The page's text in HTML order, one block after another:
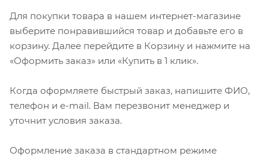
Для покупки товара в нашем интернет-магазине
выберите понравившийся товар и добавьте его в
корзину. Далее перейдите в Корзину и нажмите на
«Оформить заказ» или «Купить в 1 клик».
Когда оформляете быстрый заказ, напишите ФИО,
телефон и e-mail. Вам перезвонит менеджер и
уточнит условия заказа.
Оформление заказа в стандартном режиме